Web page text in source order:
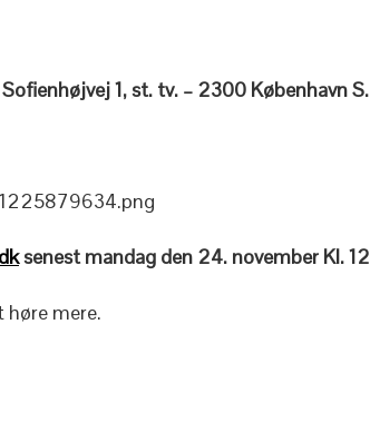
1, st. tv. – 2300 København S.
senest mandag den 24. november Kl. 12
høre mere.